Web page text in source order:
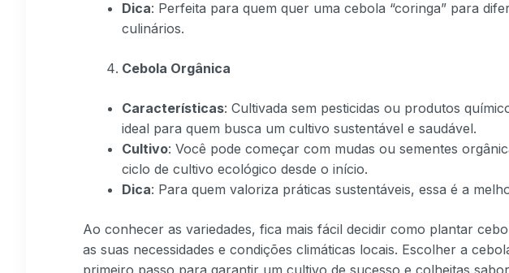
Dica: Perfeita para quem quer uma cebola “coringa” para
culinários.
Cebola Orgânica
Características: Cultivada sem pesticidas ou produtos
ideal para quem busca um cultivo sustentável e saudável.
Cultivo: Você pode começar com mudas ou sementes
ciclo de cultivo ecológico desde o início.
Dica: Para quem valoriza práticas sustentáveis, essa é a
Ao conhecer as variedades, fica mais fácil decidir como plantar
as suas necessidades e condições climáticas locais. Escolher a
primeiro passo para garantir um cultivo de sucesso e colheitas